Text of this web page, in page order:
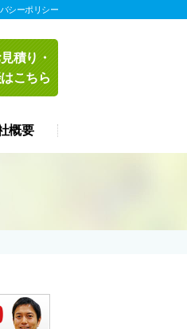
シーポリシー
積り・
こちら
概要